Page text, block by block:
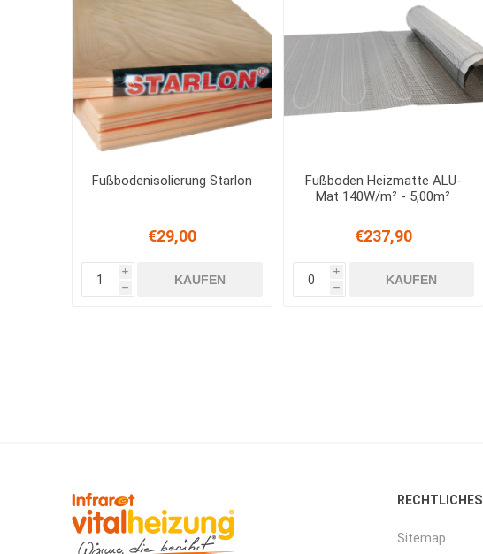
Fußbodenisolierung Starlon
€29,00
i
h
KAUFEN
Fußboden Heizmatte ALU-
Mat 140W/m² - 5,00m²
€237,90
i
h
KAUFEN
RECHTLICHES
Sitemap